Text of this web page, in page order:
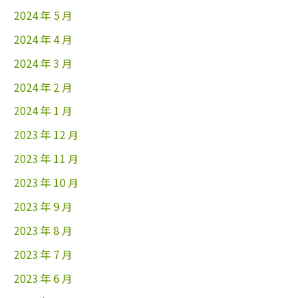
2024 年 5 月
2024 年 4 月
2024 年 3 月
2024 年 2 月
2024 年 1 月
2023 年 12 月
2023 年 11 月
2023 年 10 月
2023 年 9 月
2023 年 8 月
2023 年 7 月
2023 年 6 月